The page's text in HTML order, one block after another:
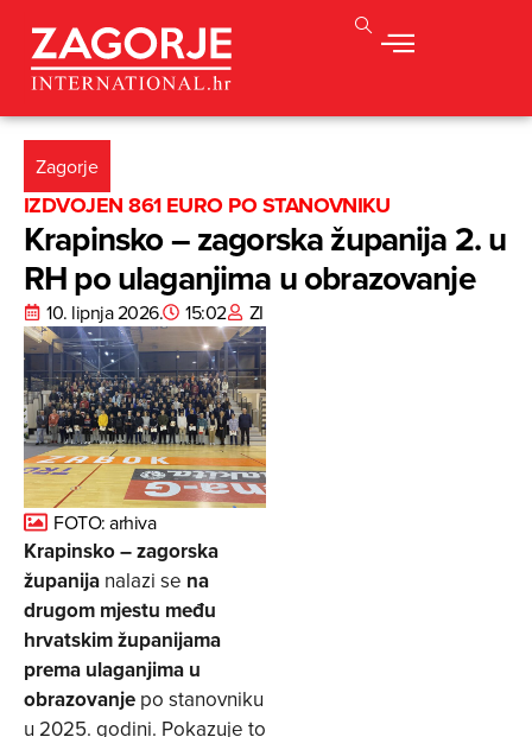
Zagorje
IZDVOJEN 861 EURO PO STANOVNIKU
Krapinsko – zagorska županija 2. u
RH po ulaganjima u obrazovanje
10. lipnja 2026. 15:02 ZI
FOTO: arhiva
Krapinsko – zagorska
županija nalazi se na
drugom mjestu među
hrvatskim županijama
prema ulaganjima u
obrazovanje po stanovniku
u 2025. godini. Pokazuje to